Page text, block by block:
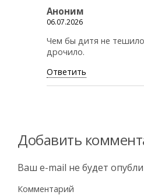
Аноним
06.07.2026
Чем бы дитя не
дрочило.
Ответить
Добавить
Ваш e-mail не будет
Комментарий